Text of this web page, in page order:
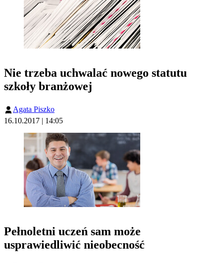
Nie trzeba uchwalać nowego statutu
szkoły branżowej
Agata Piszko
16.10.2017 | 14:05
Pełnoletni uczeń sam może
usprawiedliwić nieobecność